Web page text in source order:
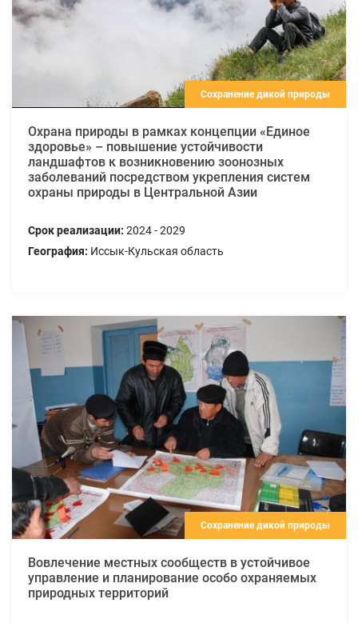
Сохранение дикой природы
Охрана природы в рамках концепции «Единое
здоровье» – повышение устойчивости
ландшафтов к возникновению зоонозных
заболеваний посредством укрепления систем
охраны природы в Центральной Азии
Срок реализации: 2024 - 2029
География: Иссык-Кульская область
Сохранение дикой природы
Вовлечение местных сообществ в устойчивое
управление и планирование особо охраняемых
природных территорий